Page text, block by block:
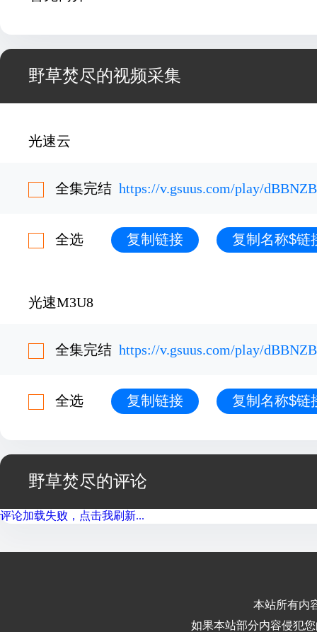
野草焚尽的视频采集
光速云
全集完结 https://v.gsuus.com/play/
全选 复制链接 复制名称$链
光速M3U8
全集完结 https://v.gsuus.com/play/
全选 复制链接 复制名称$链
野草焚尽的评论
评论加载失败，点击我刷新...
本站所有内
如果本站部分内容侵犯